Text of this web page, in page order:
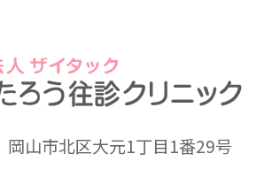
山市北区大元1丁目1番29号